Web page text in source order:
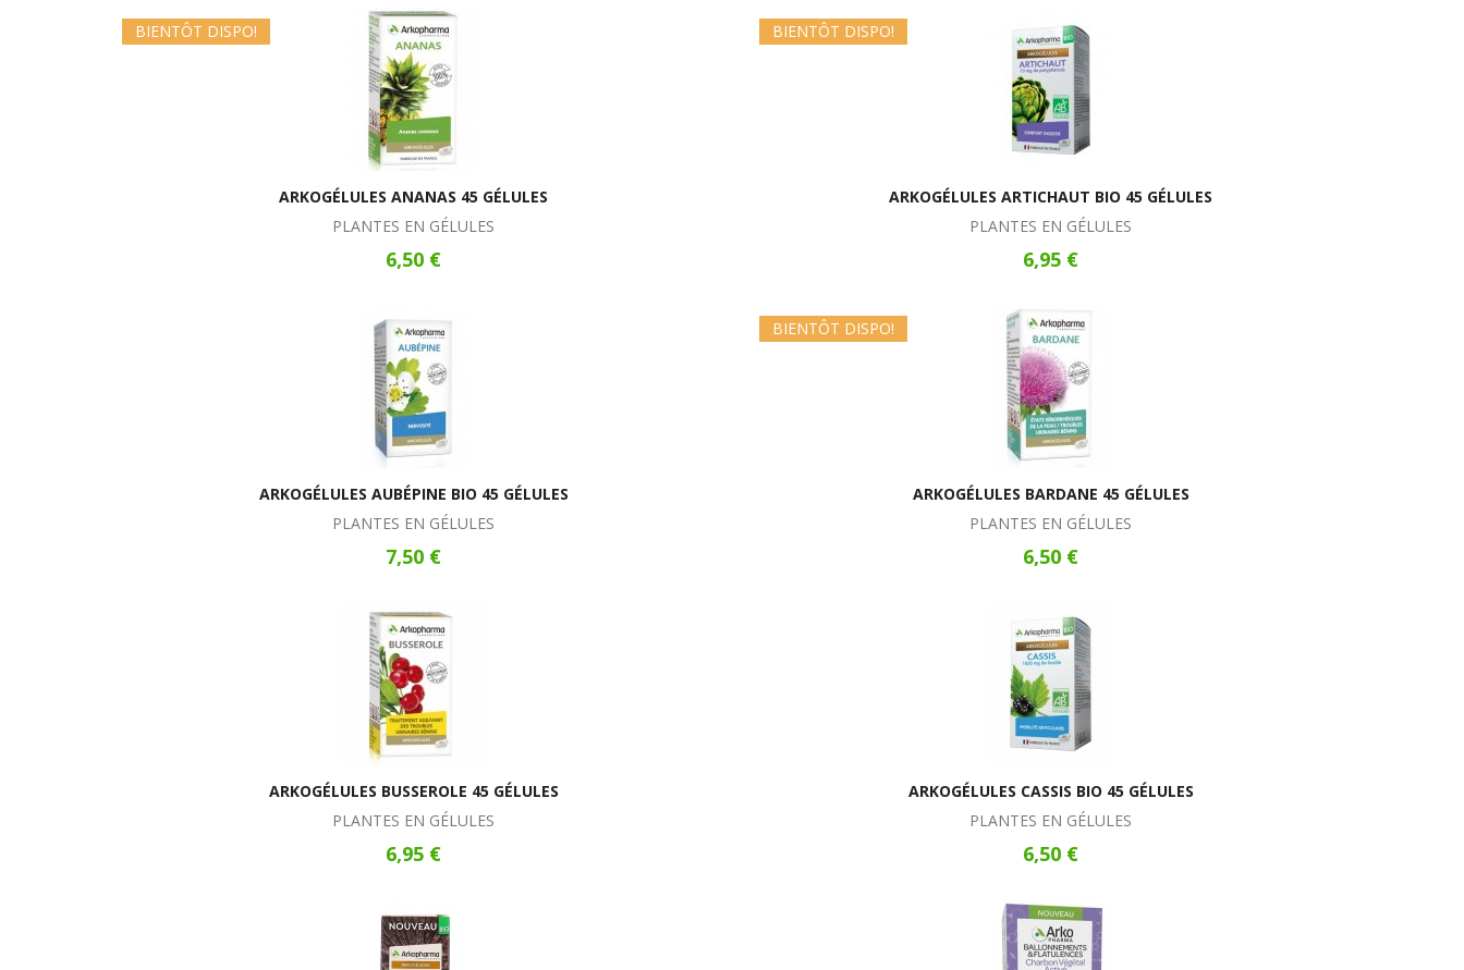
BIENTÔT DISPO!
ARKOGÉLULES ANANAS 45 GÉLULES
PLANTES EN GÉLULES
6,50 €
BIENTÔT DISPO!
ARKOGÉLULES ARTICHAUT BIO 45 GÉLULES
PLANTES EN GÉLULES
6,95 €
ARKOGÉLULES AUBÉPINE BIO 45 GÉLULES
PLANTES EN GÉLULES
7,50 €
BIENTÔT DISPO!
ARKOGÉLULES BARDANE 45 GÉLULES
PLANTES EN GÉLULES
6,50 €
ARKOGÉLULES BUSSEROLE 45 GÉLULES
PLANTES EN GÉLULES
6,95 €
ARKOGÉLULES CASSIS BIO 45 GÉLULES
PLANTES EN GÉLULES
6,50 €